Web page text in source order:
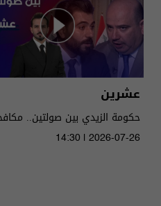
عشرين
حكومة الزيدي بين صولتين..
14:30 | 2026-07-26